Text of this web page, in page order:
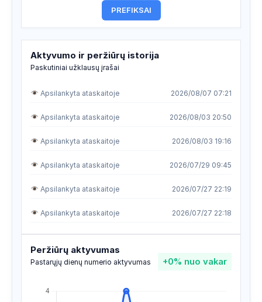
PREFIKSAI
Aktyvumo ir peržiūrų istorija
Paskutiniai užklausų įrašai
Apsilankyta ataskaitoje 2026/08/07 07:21
Apsilankyta ataskaitoje 2026/08/03 20:50
Apsilankyta ataskaitoje 2026/08/03 19:16
Apsilankyta ataskaitoje 2026/07/29 09:45
Apsilankyta ataskaitoje 2026/07/27 22:19
Apsilankyta ataskaitoje 2026/07/27 22:18
Apsilankyta ataskaitoje 2026/07/21 13:30
Apsilankyta ataskaitoje 2026/07/20 23:53
Peržiūrų aktyvumas
Pastarųjų dienų numerio aktyvumas +0% nuo vakar